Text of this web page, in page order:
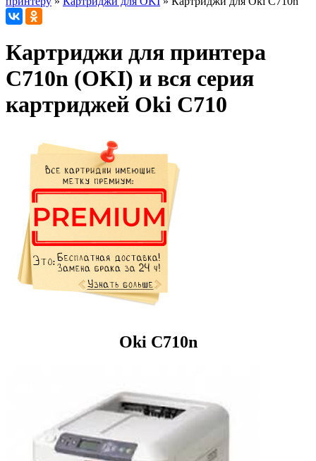
Картриджи для принтера
C710n (OKI) и вся серия
картриджей Oki C710
Oki C710n